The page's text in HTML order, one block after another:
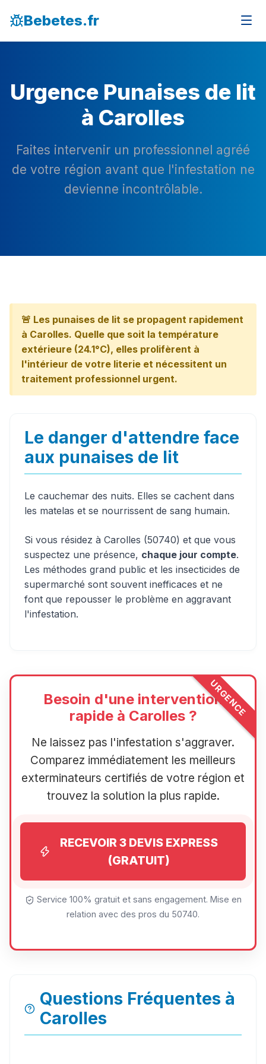
Bebetes.fr
Urgence Punaises de lit
à Carolles
Faites intervenir un professionnel agréé
de votre région avant que l'infestation ne
devienne incontrôlable.
🚨 Les punaises de lit se propagent rapidement
à Carolles. Quelle que soit la température
extérieure (24.1°C), elles prolifèrent à
l'intérieur de votre literie et nécessitent un
traitement professionnel urgent.
Le danger d'attendre face
aux punaises de lit
Le cauchemar des nuits. Elles se cachent dans
les matelas et se nourrissent de sang humain.
Si vous résidez à Carolles (50740) et que vous
suspectez une présence, chaque jour compte.
Les méthodes grand public et les insecticides de
supermarché sont souvent inefficaces et ne
font que repousser le problème en aggravant
l'infestation.
URGENCE
Besoin d'une intervention
rapide à Carolles ?
Ne laissez pas l'infestation s'aggraver.
Comparez immédiatement les meilleurs
exterminateurs certifiés de votre région et
trouvez la solution la plus rapide.
RECEVOIR 3 DEVIS EXPRESS
(GRATUIT)
Service 100% gratuit et sans engagement. Mise en
relation avec des pros du 50740.
Questions Fréquentes à
Carolles